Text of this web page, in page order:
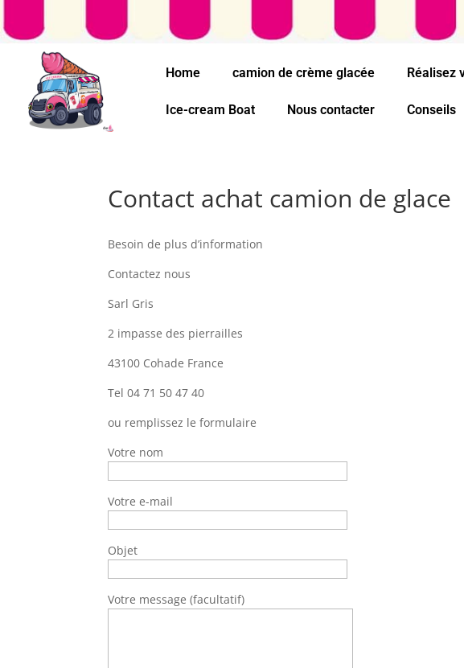
Home camion de crème glacée Réalisez
Ice-cream Boat Nous contacter Conseils
Contact achat camion de glace
Besoin de plus d’information
Contactez nous
Sarl Gris
2 impasse des pierrailles
43100 Cohade France
Tel 04 71 50 47 40
ou remplissez le formulaire
Votre nom
Votre e-mail
Objet
Votre message (facultatif)